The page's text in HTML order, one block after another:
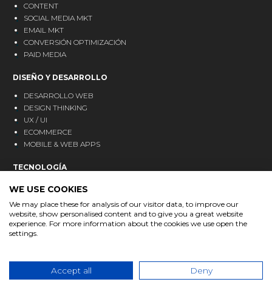
CONTENT
SOCIAL MEDIA MKT
EMAIL MKT
CONVERSIÓN OPTIMIZACIÓN
PAID MEDIA
DISEÑO Y DESARROLLO
DESARROLLO WEB
DESIGN THINKING
UX / UI
ECOMMERCE
MOBILE & WEB APPS
TECNOLOGÍA
CRM
MARKETING AUTOMATION
BLOG
WE USE COOKIES
We may place these for analysis of our visitor data, to improve our
website, show personalised content and to give you a great website
experience. For more information about the cookies we use open the
settings.
Accept all Deny